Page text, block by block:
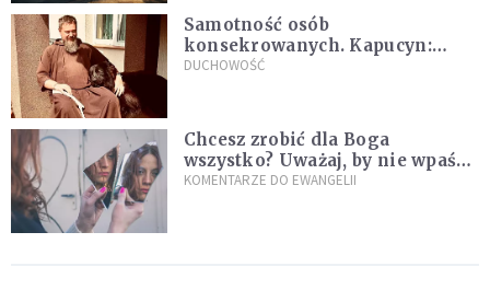
Samotność osób
konsekrowanych. Kapucyn:
Życie w pojedynkę rzadko jest
DUCHOWOŚĆ
Chcesz zrobić dla Boga
wszystko? Uważaj, by nie wpaść
w groźną pułapkę
KOMENTARZE DO EWANGELII